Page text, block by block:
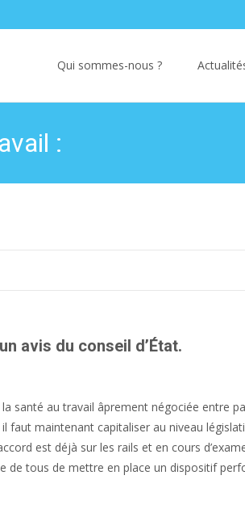
Qui sommes-nous ?
:
avis du conseil d’État.
santé au travail âprement négociée entre
faut maintenant capitaliser au niveau
est déjà sur les rails et en cours
de tous de mettre en place un dispositif